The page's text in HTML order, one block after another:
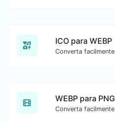
ICO para WEBP
WEBP para PNG